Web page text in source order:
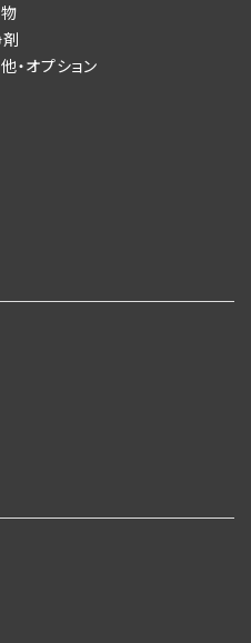
・オプション